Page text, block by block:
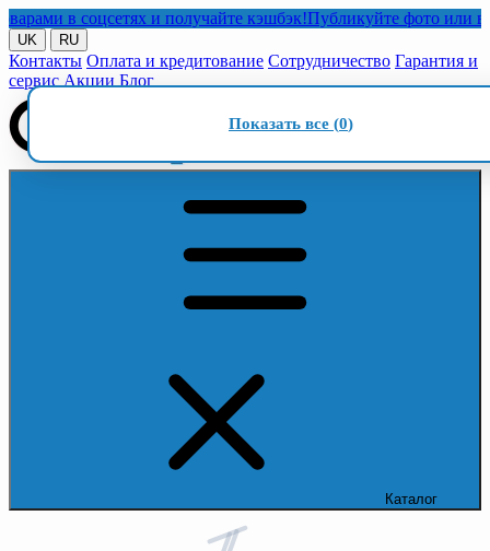
в соцсетях и получайте кэшбэк!Публикуйте фото или видео
UK RU
Контакты Оплата и кредитование Сотрудничество Гарантия и
сервис Акции Блог
Каталог
Показать все (0)